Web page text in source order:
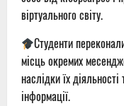
віртуального світу.
Студенти
місць окремих
наслідки їх
інформації.